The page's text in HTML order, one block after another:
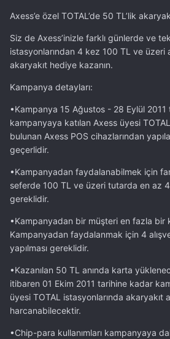
Axess’e özel TOTAL’de 50 TL’lik
Siz de Axess’inizle farklı günlerde ve
istasyonlarından 4 kez 100 TL ve üzeri
akaryakıt hediye kazanın.
Kampanya detayları:
•Kampanya 15 Ağustos - 28 Eylül 2011
kampanyaya katılan Axess üyesi
bulunan Axess POS cihazlarından
geçerlidir.
•Kampanyadan faydalanabilmek için
seferde 100 TL ve üzeri tutarda en az 4
gereklidir.
•Kampanyadan bir müşteri en fazla bir
Kampanyadan faydalanmak için 4
yapılması gereklidir.
•Kazanılan 50 TL anında karta
itibaren 01 Ekim 2011 tarihine kadar
üyesi TOTAL istasyonlarında akaryakıt
harcanabilecektir.
•Chip-para kullanımları kampanyaya